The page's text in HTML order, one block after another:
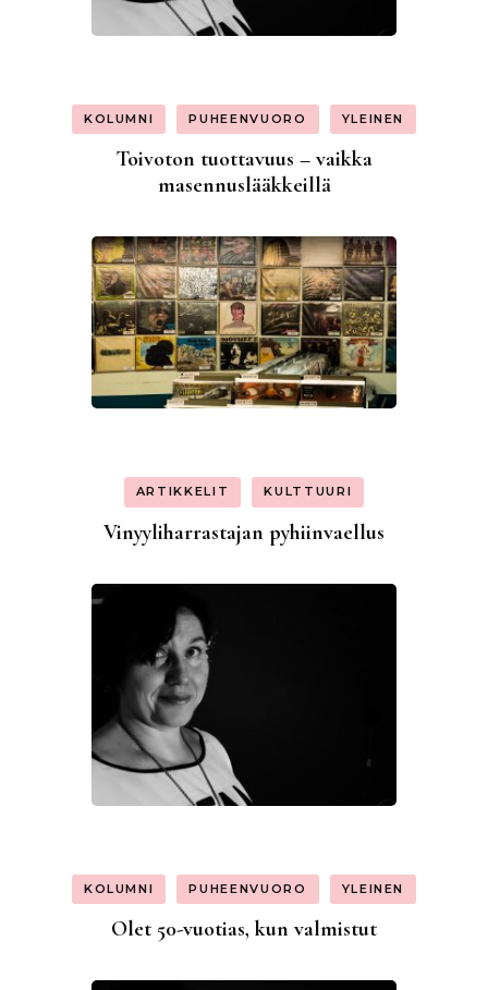
KOLUMNI PUHEENVUORO YLEINEN
Toivoton tuottavuus – vaikka
masennuslääkkeillä
ARTIKKELIT KULTTUURI
Vinyyliharrastajan pyhiinvaellus
KOLUMNI PUHEENVUORO YLEINEN
Olet 50-vuotias, kun valmistut